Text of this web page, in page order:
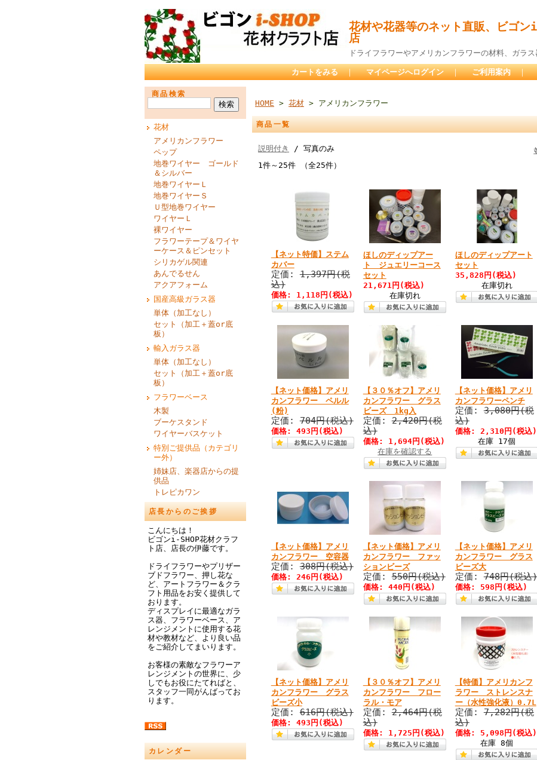
花材や花器等のネット直販、ビゴ
店
ドライフラワーやアメリカンフラワーの材料、ガラ
カートをみる ｜ マイページへログイン ｜ ご利用案内 ｜
商品検索
花材
アメリカンフラワー
ペップ
地巻ワイヤー ゴールド
＆シルバー
地巻ワイヤーＬ
地巻ワイヤーＳ
Ｕ型地巻ワイヤー
ワイヤーＬ
裸ワイヤー
フラワーテープ＆ワイヤ
ーケース＆ピンセット
シリカゲル関連
あんでるせん
アクアフォーム
国産高級ガラス器
単体（加工なし）
セット（加工＋蓋or底
板）
輸入ガラス器
単体（加工なし）
セット（加工＋蓋or底
板）
フラワーベース
木製
ブーケスタンド
ワイヤーバスケット
特別ご提供品（カテゴリ
ー外）
姉妹店、楽器店からの提
供品
トレピカワン
店長からのご挨拶
こんにちは！
ビゴンi-SHOP花材クラフ
ト店、店長の伊藤です。
ドライフラワーやプリザー
ブドフラワー、押し花な
ど、アートフラワー＆クラ
フト用品をお安く提供して
おります。
ディスプレイに最適なガラ
ス器、フラワーベース、ア
レンジメントに使用する花
材や教材など、より良い品
をご紹介してまいります。
お客様の素敵なフラワーア
レンジメントの世界に、少
しでもお役にたてればと、
スタッフ一同がんばってお
ります。
カレンダー
HOME > 花材 > アメリカンフラワー
商品一覧
説明付き
/ 写真のみ
1件～25件 （全25件）
【ネット特価】ステム
カバー
定価:1,397円(税
込)
価格: 1,118円(税込)
ほしのディップアー
ト ジュエリーコース
セット
21,671円(税込)
在庫切れ
ほしのディップアート
セット
35,828円(税込)
在庫切れ
【ネット価格】アメリ
カンフラワー ペルル
(粉)
定価:704円(税込)
価格: 493円(税込)
【３０％オフ】アメリ
カンフラワー グラス
ビーズ 1kg入
定価:2,420円(税
込)
価格: 1,694円(税込)
在庫を確認する
【ネット価格】アメリ
カンフラワーペンチ
定価:3,080円(税
込)
価格: 2,310円(税込)
在庫 17個
【ネット価格】アメリ
カンフラワー 空容器
定価:308円(税込)
価格: 246円(税込)
【ネット価格】アメリ
カンフラワー ファッ
ションビーズ
定価:550円(税込)
価格: 440円(税込)
【ネット価格】アメリ
カンフラワー グラス
ビーズ大
定価:748円(税込)
価格: 598円(税込)
【ネット価格】アメリ
カンフラワー グラス
ビーズ小
定価:616円(税込)
価格: 493円(税込)
【３０％オフ】アメリ
カンフラワー フロー
ラル・モア
定価:2,464円(税
込)
価格: 1,725円(税込)
【特価】アメリカンフ
ラワー ストレンスナ
ー（水性強化液）0.7L
定価:7,282円(税
込)
価格: 5,098円(税込)
在庫 8個